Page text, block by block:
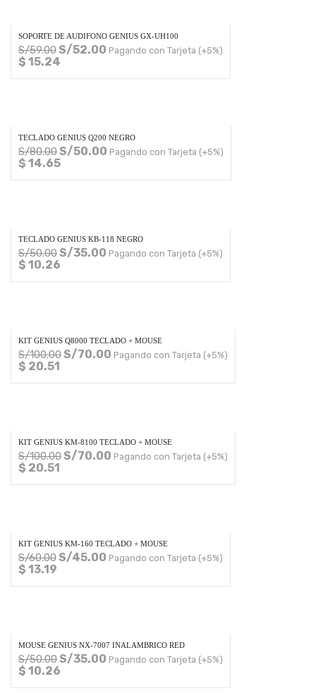
SOPORTE DE AUDIFONO GENIUS GX-UH100
S/59.00S/52.00 Pagando con Tarjeta (+5%)
$ 15.24
TECLADO GENIUS Q200 NEGRO
S/80.00S/50.00 Pagando con Tarjeta (+5%)
$ 14.65
TECLADO GENIUS KB-118 NEGRO
S/50.00S/35.00 Pagando con Tarjeta (+5%)
$ 10.26
KIT GENIUS Q8000 TECLADO + MOUSE
S/100.00S/70.00 Pagando con Tarjeta (+5%)
$ 20.51
KIT GENIUS KM-8100 TECLADO + MOUSE
S/100.00S/70.00 Pagando con Tarjeta (+5%)
$ 20.51
KIT GENIUS KM-160 TECLADO + MOUSE
S/60.00S/45.00 Pagando con Tarjeta (+5%)
$ 13.19
MOUSE GENIUS NX-7007 INALAMBRICO RED
S/50.00S/35.00 Pagando con Tarjeta (+5%)
$ 10.26